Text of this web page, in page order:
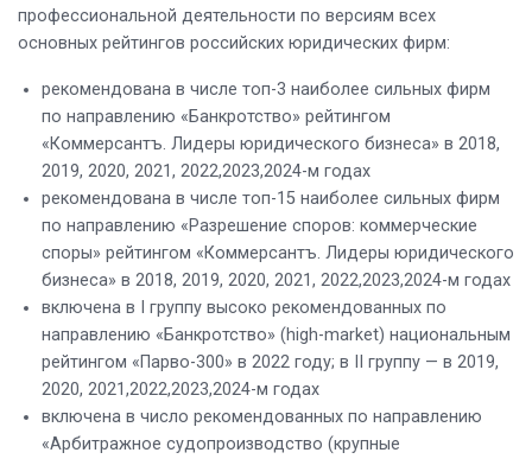
профессиональной деятельности по версиям всех
основных рейтингов российских юридических фирм:
рекомендована в числе топ-3 наиболее сильных фирм
по направлению «Банкротство» рейтингом
«Коммерсантъ. Лидеры юридического бизнеса» в 2018,
2019, 2020, 2021, 2022,2023,2024-м годах
рекомендована в числе топ-15 наиболее сильных фирм
по направлению «Разрешение споров: коммерческие
споры» рейтингом «Коммерсантъ. Лидеры юридического
бизнеса» в 2018, 2019, 2020, 2021, 2022,2023,2024-м годах
включена в I группу высоко рекомендованных по
направлению «Банкротство» (high-market) национальным
рейтингом «Парво-300» в 2022 году; в II группу — в 2019,
2020, 2021,2022,2023,2024-м годах
включена в число рекомендованных по направлению
«Арбитражное судопроизводство (крупные